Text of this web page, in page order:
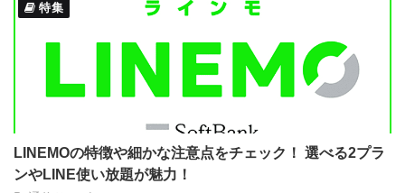
特集
LINEMOの特徴や細かな注意点をチェック！ 選べる2プラ
ンやLINE使い放題が魅力！